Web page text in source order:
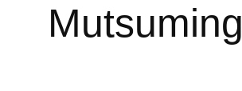
Mutsuming